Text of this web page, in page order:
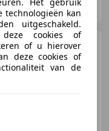
SD 2600 Vanden Plas
technologieën kan
uitgeschakeld.
deze cookies of
of u hierover
deze cookies of
van de